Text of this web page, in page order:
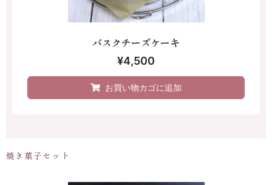
バスクチーズケーキ
¥4,500
お買い物カゴに追加
焼き菓子セット